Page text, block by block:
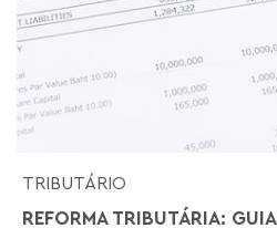
TRIBUTÁRIO
REFORMA TRIBUTÁRIA: